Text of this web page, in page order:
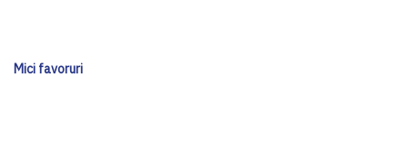
Mici favoruri